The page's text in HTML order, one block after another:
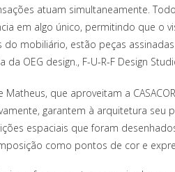
atuam simultaneamente.
em algo único, permitindo que o
do mobiliário, estão peças
da OEG design., F-U-R-F Design
Matheus, que aproveitam a
garantem à arquitetura seu
espaciais que foram
como pontos de cor e